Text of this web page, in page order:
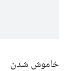
خاموش شدن